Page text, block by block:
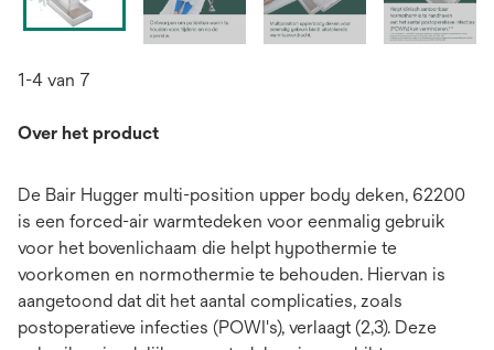
1-4 van 7
Over het product
De Bair Hugger multi-position upper body deken, 62200
is een forced-air warmtedeken voor eenmalig gebruik
voor het bovenlichaam die helpt hypothermie te
voorkomen en normothermie te behouden. Hiervan is
aangetoond dat dit het aantal complicaties, zoals
postoperatieve infecties (POWI's), verlaagt (2,3). Deze